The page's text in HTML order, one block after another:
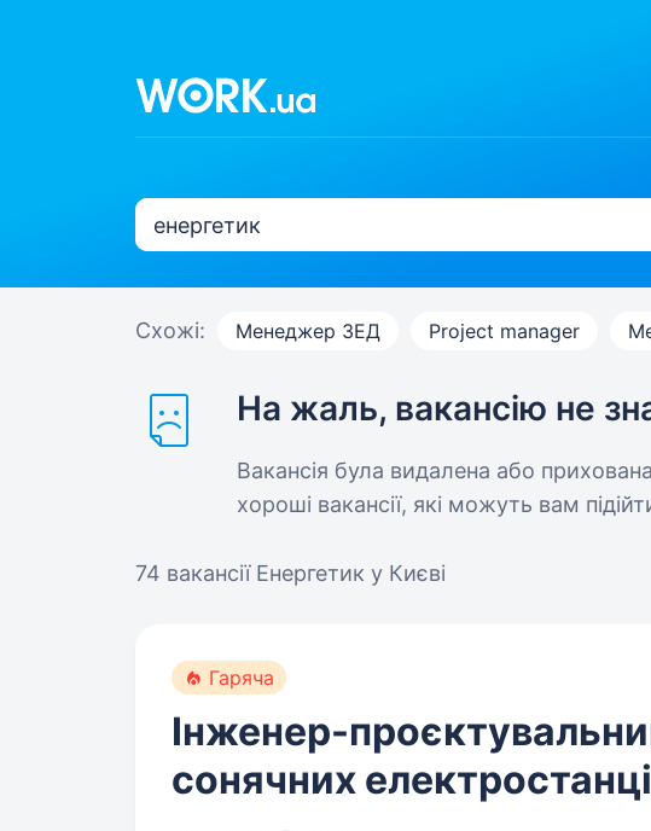
Схожі: Менеджер ЗЕД Project manager
На жаль, вакансію не
Вакансія була видалена або
хороші вакансії, які можуть вам
74 вакансії Енергетик у Києві
Гаряча
Інженер-
сонячних